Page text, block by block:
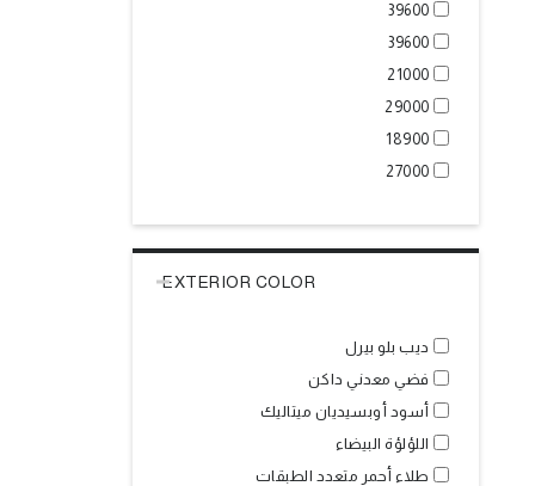
39600
39600
21000
29000
18900
27000
EXTERIOR COLOR
ديب بلو بيرل
فضي معدني داكن
أسود أوبسيديان ميتاليك
اللؤلؤة البيضاء
طلاء أحمر متعدد الطبقات